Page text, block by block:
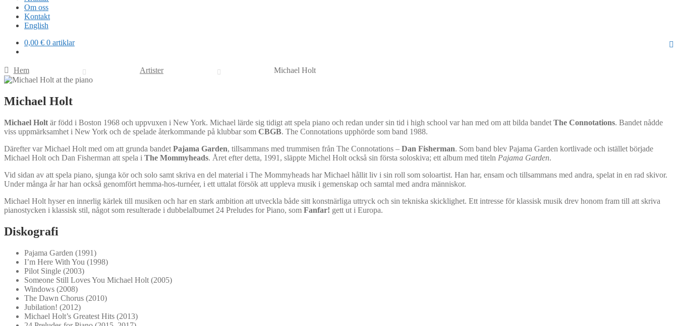
Om oss
Kontakt
English
0,00 € 0 artiklar
Hem Artister Michael Holt
Michael Holt
Michael Holt är född i Boston 1968 och uppvuxen i New York. Michael lärde sig tidigt att spela piano och redan under sin tid i high school var han med om att bilda bandet The Connotations. Bandet nådde
viss uppmärksamhet i New York och de spelade återkommande på klubbar som CBGB. The Connotations upphörde som band 1988.
Därefter var Michael Holt med om att grunda bandet Pajama Garden, tillsammans med trummisen från The Connotations – Dan Fisherman. Som band blev Pajama Garden kortlivade och istället började
Michael Holt och Dan Fisherman att spela i The Mommyheads. Året efter detta, 1991, släppte Michel Holt också sin första soloskiva; ett album med titeln Pajama Garden.
Vid sidan av att spela piano, sjunga kör och solo samt skriva en del material i The Mommyheads har Michael hållit liv i sin roll som soloartist. Han har, ensam och tillsammans med andra, spelat in en rad skivor.
Under många år har han också genomfört hemma-hos-turnéer, i ett uttalat försök att uppleva musik i gemenskap och samtal med andra människor.
Michael Holt hyser en innerlig kärlek till musiken och har en stark ambition att utveckla både sitt konstnärliga uttryck och sin tekniska skicklighet. Ett intresse för klassisk musik drev honom fram till att skriva
pianostycken i klassisk stil, något som resulterade i dubbelalbumet 24 Preludes for Piano, som Fanfar! gett ut i Europa.
Diskografi
Pajama Garden (1991)
I’m Here With You (1998)
Pilot Single (2003)
Someone Still Loves You Michael Holt (2005)
Windows (2008)
The Dawn Chorus (2010)
Jubilation! (2012)
Michael Holt’s Greatest Hits (2013)